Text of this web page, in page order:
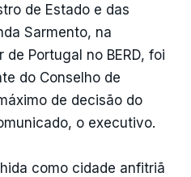
de Estado e das
Sarmento, na
Portugal no BERD, foi
do Conselho de
de decisão do
o executivo.
como cidade anfitriã